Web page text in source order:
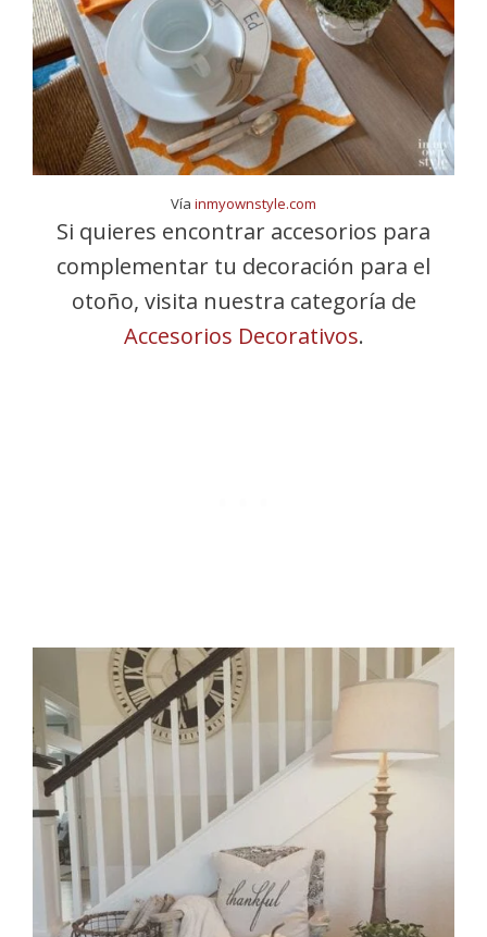
Vía inmyownstyle.com
Si quieres encontrar accesorios para
complementar tu decoración para el
otoño, visita nuestra categoría de
Accesorios Decorativos.